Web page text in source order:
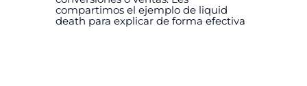
compartimos el ejemplo de liquid
death para explicar de forma efectiva